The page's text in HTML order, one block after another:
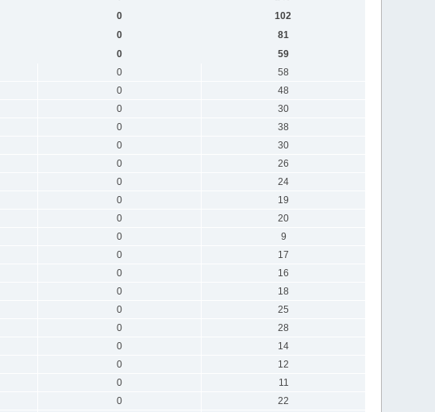
0
102
0
81
0
59
0
58
0
48
0
30
0
38
0
30
0
26
0
24
0
19
0
20
0
9
0
17
0
16
0
18
0
25
0
28
0
14
0
12
0
11
0
22